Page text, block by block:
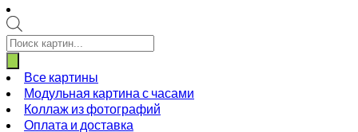
Поиск
товаров
Все картины
Модульная картина с часами
Коллаж из фотографий
Оплата и доставка